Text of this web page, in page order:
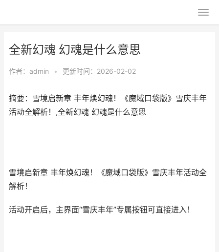
全新幻魂 幻魂是什么意思
作者： admin • 更新时间：2026-02-02
摘要：雪境启新章 丰年焕幻魂！《魔域口袋版》雪庆丰年
活动全解析！,全新幻魂 幻魂是什么意思
雪境启新章 丰年焕幻魂！《魔域口袋版》雪庆丰年活动全
解析！
活动开启后，主界面“雪庆丰年”专属按钮可直接进入！